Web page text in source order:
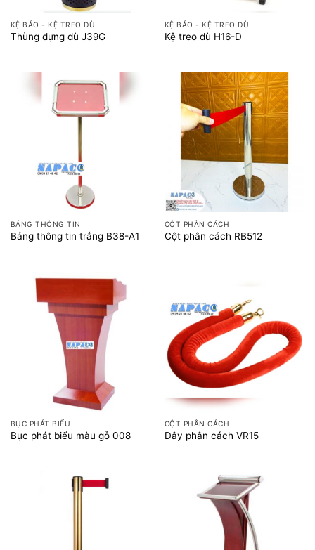
KỆ BÁO - KỆ TREO DÙ
Thùng đựng dù J39G
KỆ BÁO - KỆ TREO DÙ
Kệ treo dù H16-D
BẢNG THÔNG TIN
Bảng thông tin trắng B38-A1
CỘT PHÂN CÁCH
Cột phân cách RB512
BỤC PHÁT BIỂU
Bục phát biểu màu gỗ 008
CỘT PHÂN CÁCH
Dây phân cách VR15